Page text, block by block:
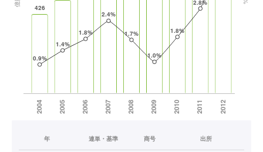
年 連単・基準 商号 出所